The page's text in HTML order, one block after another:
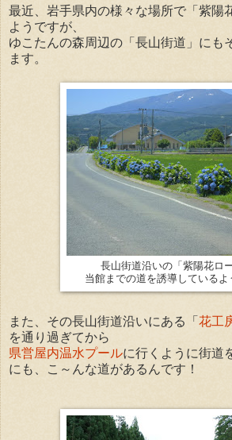
最近、岩手県内の様々な場所で「紫陽
ようですが、
ゆこたんの森周辺の「長山街道」にも
ます。
長山街道沿いの「紫陽花ロー
当館までの道を誘導しているよ
また、その長山街道沿いにある「 花工
を通り過ぎてから
県営屋内温水プールに行くように街道
にも、こ～んな道があるんです！